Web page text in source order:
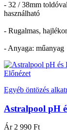
- 32 / 38mm
használható
- Rugalmas,
- Anyaga: műanyag
Előnézet
Egyéb öntözés
Astralpool pH
Ár 2 990 Ft